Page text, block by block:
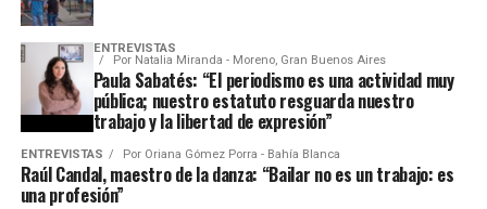
ENTREVISTAS
Por Natalia Miranda - Moreno, Gran Buenos Aires
Paula Sabatés: “El periodismo es una actividad muy
pública; nuestro estatuto resguarda nuestro
trabajo y la libertad de expresión”
ENTREVISTAS Por Oriana Gómez Porra - Bahía Blanca
Raúl Candal, maestro de la danza: “Bailar no es un trabajo: es
una profesión”